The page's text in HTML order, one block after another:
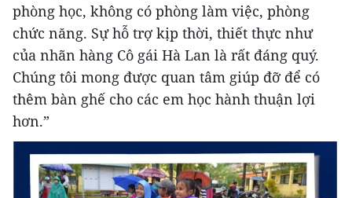
phòng học, không có phòng làm việc, phòng
chức năng. Sự hỗ trợ kịp thời, thiết thực như
của nhãn hàng Cô gái Hà Lan là rất đáng quý.
Chúng tôi mong được quan tâm giúp đỡ để có
thêm bàn ghế cho các em học hành thuận lợi
hơn.”